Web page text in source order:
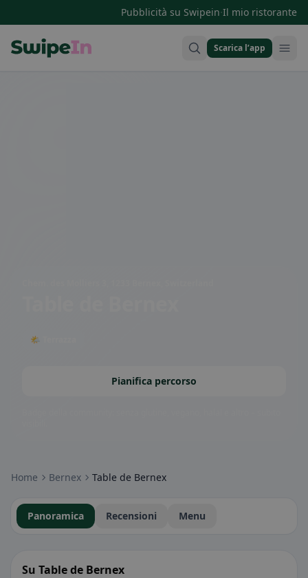
Pubblicità su Swipein·Il mio ristorante
Scarica l’app
🌤 Terrazza
Pianifica percorso
Home Bernex Table de Bernex
Panoramica Recensioni Menu
Su Table de Bernex